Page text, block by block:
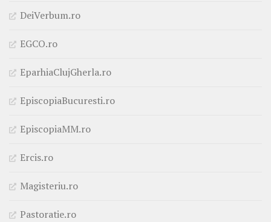
DeiVerbum.ro
EGCO.ro
EparhiaClujGherla.ro
EpiscopiaBucuresti.ro
EpiscopiaMM.ro
Ercis.ro
Magisteriu.ro
Pastoratie.ro